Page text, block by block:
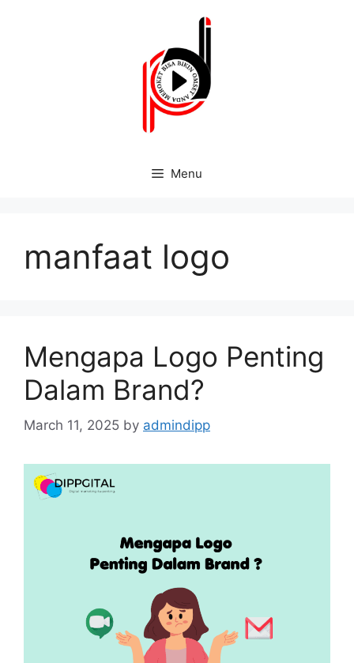
Menu
manfaat logo
Mengapa Logo Penting
Dalam Brand?
March 11, 2025 by admindipp